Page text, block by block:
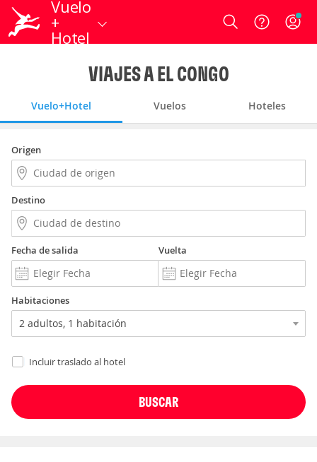
Vuelo
+
Hotel
Login
VIAJES A EL CONGO
Vuelo+Hotel Vuelos Hoteles
Origen
Destino
Fecha de salida Vuelta
Habitaciones
Incluir traslado al hotel